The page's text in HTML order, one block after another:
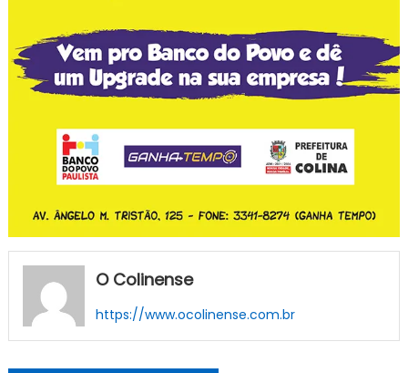
O Colinense
https://www.ocolinense.com.br